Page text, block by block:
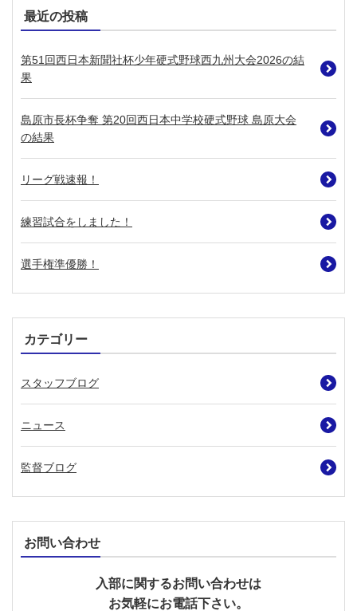
最近の投稿
第51回西日本新聞社杯少年硬式野球西九州大会2026の結
果
島原市長杯争奪 第20回西日本中学校硬式野球 島原大会
の結果
リーグ戦速報！
練習試合をしました！
選手権準優勝！
カテゴリー
スタッフブログ
ニュース
監督ブログ
お問い合わせ
入部に関するお問い合わせは
お気軽にお電話下さい。